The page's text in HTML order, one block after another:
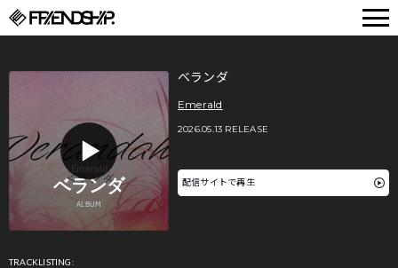
ベランダ
Emerald
2026.05.13 RELEASE
配信サイトで再生
TRACKLISTING: